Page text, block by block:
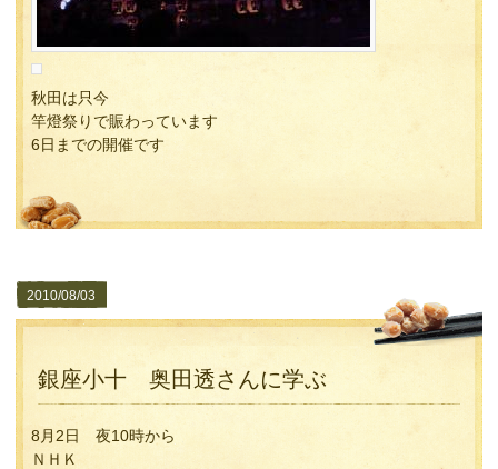
秋田は只今
竿燈祭りで賑わっています
6日までの開催です
2010/08/03
銀座小十 奥田透さんに学ぶ
8月2日 夜10時から
ＮＨＫ